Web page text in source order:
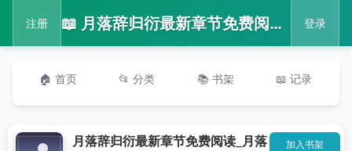
注册 📖 月落辞归衍最新章节免费阅读_月落辞归衍沈清辞萧珩已完结小说笔趣阁 登录
🏠 首页 📂 分类 📚 书架 📖 记录
月落辞归衍最新章节免费阅读_月落
加入书架